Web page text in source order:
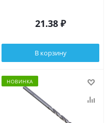
21.38 ₽
В корзину
НОВИНКА